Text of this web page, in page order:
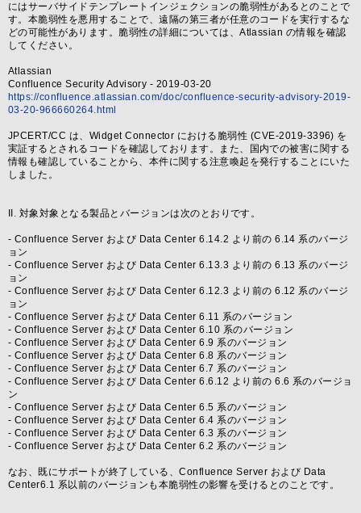
にはサーバサイドテンプレートインジェクションの脆弱性があるとのことで
す。本脆弱性を悪用することで、遠隔の第三者が任意のコードを実行するな
どの可能性があります。脆弱性の詳細については、Atlassian の情報を確認
してください。
Atlassian
Confluence Security Advisory - 2019-03-20
https://confluence.atlassian.com/doc/confluence-security-advisory-2019-
03-20-966660264.html
JPCERT/CC は、Widget Connector における脆弱性 (CVE-2019-3396) を
実証するとされるコードを確認しております。また、国内での被害に関する
情報も確認していることから、本件に関する注意喚起を発行することにいた
しました。
II. 対象対象となる製品とバージョンは次のとおりです。
- Confluence Server および Data Center 6.14.2 より前の 6.14 系のバージ
ョン
- Confluence Server および Data Center 6.13.3 より前の 6.13 系のバージ
ョン
- Confluence Server および Data Center 6.12.3 より前の 6.12 系のバージ
ョン
- Confluence Server および Data Center 6.11 系のバージョン
- Confluence Server および Data Center 6.10 系のバージョン
- Confluence Server および Data Center 6.9 系のバージョン
- Confluence Server および Data Center 6.8 系のバージョン
- Confluence Server および Data Center 6.7 系のバージョン
- Confluence Server および Data Center 6.6.12 より前の 6.6 系のバージョ
ン
- Confluence Server および Data Center 6.5 系のバージョン
- Confluence Server および Data Center 6.4 系のバージョン
- Confluence Server および Data Center 6.3 系のバージョン
- Confluence Server および Data Center 6.2 系のバージョン
なお、既にサポートが終了している、Confluence Server および Data
Center6.1 系以前のバージョンも本脆弱性の影響を受けるとのことです。